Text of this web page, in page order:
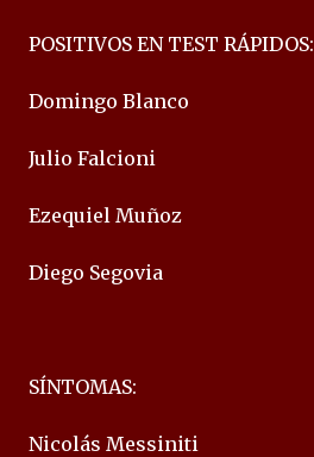
POSITIVOS EN TEST RÁPIDOS:
Domingo Blanco
Julio Falcioni
Ezequiel Muñoz
Diego Segovia
SÍNTOMAS:
Nicolás Messiniti